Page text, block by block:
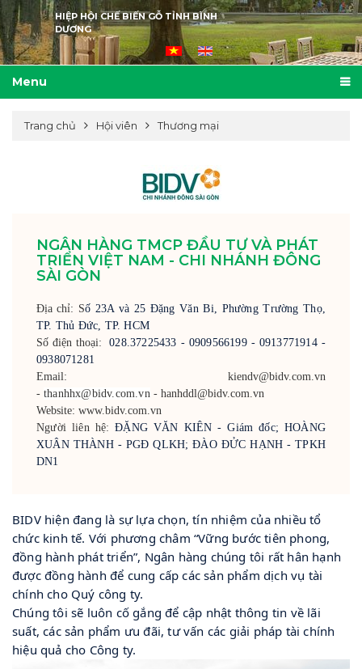
HIỆP HỘI CHẾ BIẾN GỖ TỈNH BÌNH
DƯƠNG
Menu
Trang chủ Hội viên Thương mại
NGÂN HÀNG TMCP ĐẦU TƯ VÀ PHÁT
TRIỂN VIỆT NAM - CHI NHÁNH ĐÔNG
SÀI GÒN
Địa chỉ: Số 23A và 25 Đặng Văn Bi, Phường Trường Thọ,
TP. Thủ Đức, TP. HCM
Số điện thoại:
028.37225433 - 0909566199 - 0913771914 -
0938071281
Email: kiendv@bidv.com.vn
- thanhhx@bidv.com.vn- hanhddl@bidv.com.vn
Website: www.bidv.com.vn
Người liên hệ:ĐẶNG VĂN KIÊN - Giám đốc; HOÀNG
XUÂN THÀNH - PGĐ QLKH; ĐÀO ĐỬC HẠNH - TPKH
DN1
BIDV hiện đang là sự lựa chọn, tín nhiệm của nhiều tổ
chức kinh tế. Với phương châm “Vững bước tiên phong,
đồng hành phát triển”, Ngân hàng chúng tôi rất hân hạnh
được đồng hành để cung cấp các sản phẩm dịch vụ tài
chính cho Quý công ty.
Chúng tôi sẽ luôn cố gắng để cập nhật thông tin về lãi
suất, các sản phẩm ưu đãi, tư vấn các giải pháp tài chính
hiệu quả cho Công ty.